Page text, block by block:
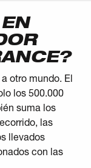
otro mundo. El
los 500.000
suma los
las
llevados
con las